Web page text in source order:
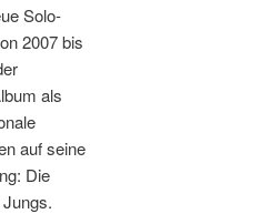
Solo-
2007 bis
als
auf seine
Die